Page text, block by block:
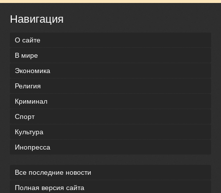
Навигация
О сайте
В мире
Экономика
Религия
Криминал
Спорт
Культура
Инопресса
Все последние новости
Полная версия сайта